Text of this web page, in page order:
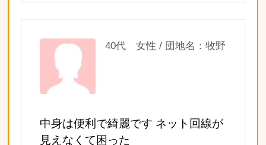
40代 女性 / 団地名：牧野
中身は便利で綺麗です ネット回線が
見えなくて困った